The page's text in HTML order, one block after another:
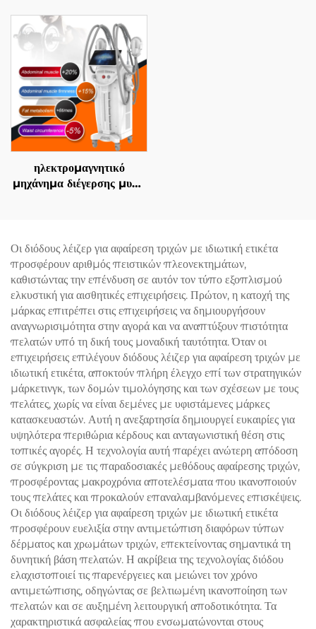
εναλλάξιμες κεφαλές, με
τεχνολογία ψύξης 360° και
κρυοθεραπείας για μείωση
βάρους και αισθητική
φροντίδα
ηλεκτρομαγνητικό
μηχάνημα διέγερσης μυών
Οι διόδους λέιζερ για αφαίρεση τριχών με ιδιωτική ετικέτα
προσφέρουν αριθμός πειστικών πλεονεκτημάτων,
καθιστώντας την επένδυση σε αυτόν τον τύπο εξοπλισμού
ελκυστική για αισθητικές επιχειρήσεις. Πρώτον, η κατοχή της
μάρκας επιτρέπει στις επιχειρήσεις να δημιουργήσουν
αναγνωρισιμότητα στην αγορά και να αναπτύξουν πιστότητα
πελατών υπό τη δική τους μοναδική ταυτότητα. Όταν οι
επιχειρήσεις επιλέγουν διόδους λέιζερ για αφαίρεση τριχών με
ιδιωτική ετικέτα, αποκτούν πλήρη έλεγχο επί των στρατηγικών
μάρκετινγκ, των δομών τιμολόγησης και των σχέσεων με τους
πελάτες, χωρίς να είναι δεμένες με υφιστάμενες μάρκες
κατασκευαστών. Αυτή η ανεξαρτησία δημιουργεί ευκαιρίες για
υψηλότερα περιθώρια κέρδους και ανταγωνιστική θέση στις
τοπικές αγορές. Η τεχνολογία αυτή παρέχει ανώτερη απόδοση
σε σύγκριση με τις παραδοσιακές μεθόδους αφαίρεσης τριχών,
προσφέροντας μακροχρόνια αποτελέσματα που ικανοποιούν
τους πελάτες και προκαλούν επαναλαμβανόμενες επισκέψεις.
Οι διόδους λέιζερ για αφαίρεση τριχών με ιδιωτική ετικέτα
προσφέρουν ευελιξία στην αντιμετώπιση διαφόρων τύπων
δέρματος και χρωμάτων τριχών, επεκτείνοντας σημαντικά τη
δυνητική βάση πελατών. Η ακρίβεια της τεχνολογίας διόδου
ελαχιστοποιεί τις παρενέργειες και μειώνει τον χρόνο
αντιμετώπισης, οδηγώντας σε βελτιωμένη ικανοποίηση των
πελατών και σε αυξημένη λειτουργική αποδοτικότητα. Τα
χαρακτηριστικά ασφαλείας που ενσωματώνονται στους